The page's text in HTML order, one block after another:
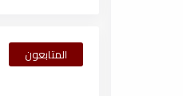
المتابعون